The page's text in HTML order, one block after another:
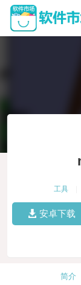
工具
安卓下载
简介